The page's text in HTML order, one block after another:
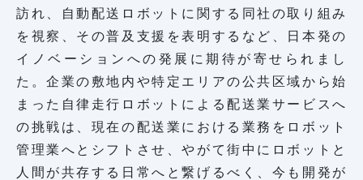
訪れ、自動配送ロボットに関する同社の取り組み
を視察、その普及支援を表明するなど、日本発の
イノベーションへの発展に期待が寄せられまし
た。企業の敷地内や特定エリアの公共区域から始
まった自律走行ロボットによる配送業サービスへ
の挑戦は、現在の配送業における業務をロボット
管理業へとシフトさせ、やがて街中にロボットと
人間が共存する日常へと繋げるべく、今も開発が